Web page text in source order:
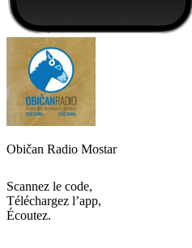
Običan Radio Mostar
Scannez le code,
Téléchargez l’app,
Écoutez.